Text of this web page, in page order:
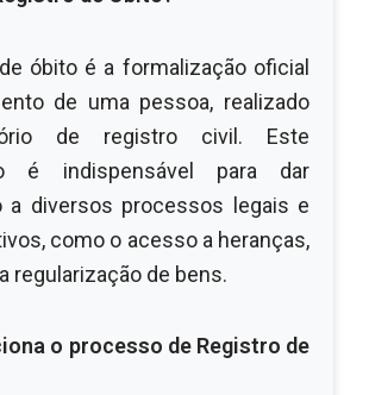
óbito é a formalização oficial
de uma pessoa, realizado
de registro civil. Este
é indispensável para dar
a diversos processos legais e
como o acesso a heranças,
regularização de bens.
o processo de Registro de